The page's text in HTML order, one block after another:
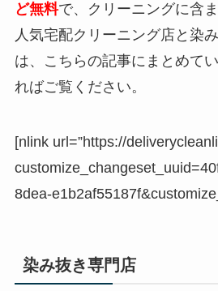
ど無料で、クリーニングに含ま
人気宅配クリーニング店と染
は、こちらの記事にまとめて
ればご覧ください。
[nlink url=”https://
8dea-
染み抜き専門店